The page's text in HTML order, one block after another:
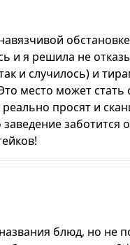
и я решила не
и случилось) и
место может стать
просят и
заботится
блюд, но не